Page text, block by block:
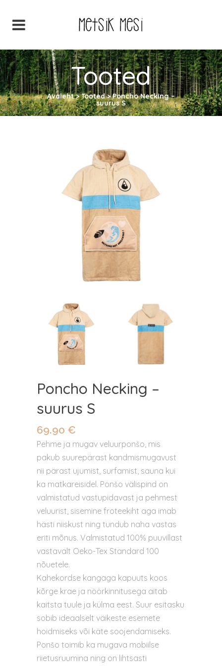
Tooted
Avaleht>Tooted>Poncho Necking –
suurus S
Poncho Necking –
suurus S
69.90 €
Pehme ja mugav veluurponšo, mis
pakub suurepärast kandmismugavust
nii pärast ujumist, surfamist, sauna kui
ka matkareisidel. Ponšo välispind on
valmistatud vastupidavast ja pehmest
veluurist, sisemine froteekiht aga imab
hästi niiskust ning tundub naha vastas
eriti mõnus. Valmistatud 100% puuvillast
vastavalt Oeko-Tex Standard 100
nõuetele.
Kahekordse kangaga kapuuts koos
kõrge krae ja nöörkinnitusega aitab
kaitsta tuule ja külma eest. Suur esitasku
sobib ideaalselt väikeste esemete
hoidmiseks või käte soojendamiseks.
Ponšo toimib ka mugava mobiilse
riietusruumina ning on lihtsasti